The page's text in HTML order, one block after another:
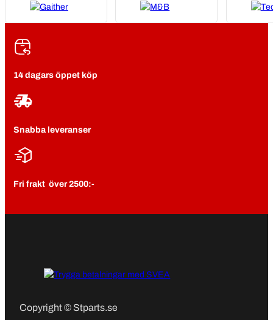
14 dagars öppet köp
Snabba leveranser
Fri frakt över 2500:-
Copyright © Stparts.se